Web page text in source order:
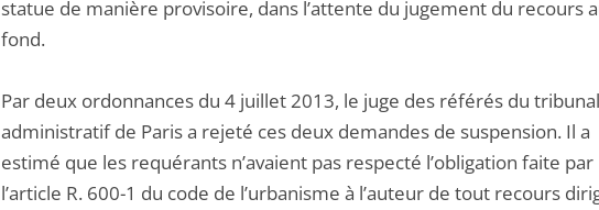
statue de manière provisoire, dans l’attente du jugement du recours
fond.
Par deux ordonnances du 4 juillet 2013, le juge des référés du tribunal
administratif de Paris a rejeté ces deux demandes de suspension. Il a
estimé que les requérants n’avaient pas respecté l’obligation faite par
l’article R. 600-1 du code de l’urbanisme à l’auteur de tout recours